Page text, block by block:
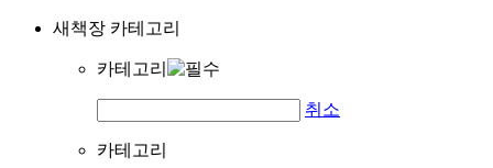
새책장 카테고리
카테고리
취소
카테고리